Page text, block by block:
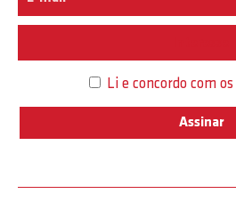
Li e concordo com os